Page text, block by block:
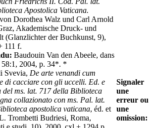
Apostolica Vaticana.
Dorothea Walz und Carl Arnold
Akademische Druck- und
(Glanzlichter der Buchkunst, 9),
111 f.
Baudouin Van den Abeele, dans
58:1, 2004, p. 34*. *
Svevia, De arte venandi cum
di cacciare con gli uccelli. Ed. e
ms. lat. 717 della Biblioteca
collazionato con ms. Pal. lat.
apostolica vaticana, éd. et
Trombetti Budriesi, Roma,
Signaler
une
erreur ou
une
omission: